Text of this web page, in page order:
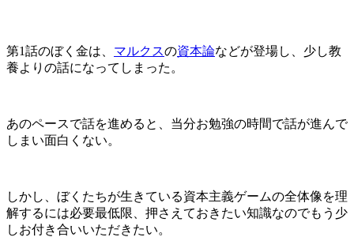
第1話のぼく金は、 マルクスの資本論などが登場し、少し教
養よりの話になってしまった。
あのペースで話を進めると、当分お勉強の時間で話が進んで
しまい面白くない。
しかし、ぼくたちが生きている資本主義ゲームの全体像を理
解するには必要最低限、押さえておきたい知識なのでもう少
しお付き合いいただきたい。